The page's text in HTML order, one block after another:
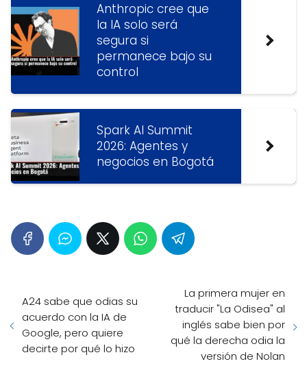
Anthropic cree que
la IA solo será
segura si
permanece bajo su
control
Spark AI Summit
2026: Agentes y
negocios en Bogotá
A24 sabe que odias su
acuerdo con la IA de
Google, pero quiere
decirte por qué lo hizo
La primera mujer en
traducir "La Odisea" al
inglés sabe bien por
qué la derecha odia la
versión de Nolan